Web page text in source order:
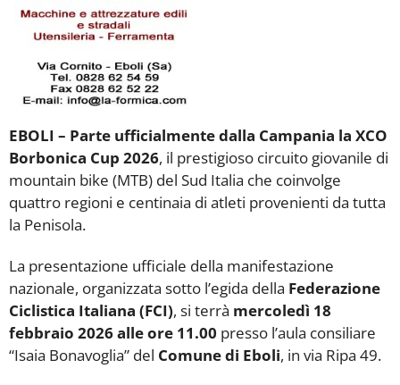
EBOLI – Parte ufficialmente dalla Campania la XCO
Borbonica Cup 2026, il prestigioso circuito giovanile di
mountain bike (MTB) del Sud Italia che coinvolge
quattro regioni e centinaia di atleti provenienti da tutta
la Penisola.
La presentazione ufficiale della manifestazione
nazionale, organizzata sotto l’egida della Federazione
Ciclistica Italiana (FCI), si terrà mercoledì 18
febbraio 2026 alle ore 11.00 presso l’aula consiliare
“Isaia Bonavoglia” del Comune di Eboli, in via Ripa 49.